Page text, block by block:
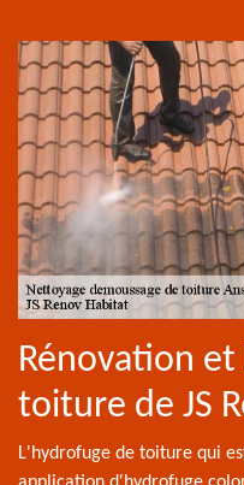
Rénovation
toiture de JS
L'hydrofuge de toiture qui